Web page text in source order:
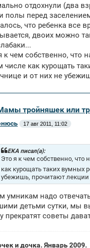
отдохнули (два
полы перед
что ребенка все
двоих можно
к чем собственно, что
числе как курощать
и от них не
тройняшек или
17 авг 2011, 11:02
EKA писал(а):
Это я к чем собственно,
как курощать таких вумных
убежишь, прочитают лекции
умникам надо
детьми сутки, мы
прекратят советы
и дочка. Январь 2009.